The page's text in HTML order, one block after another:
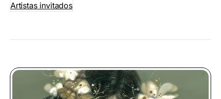
Artistas invitados